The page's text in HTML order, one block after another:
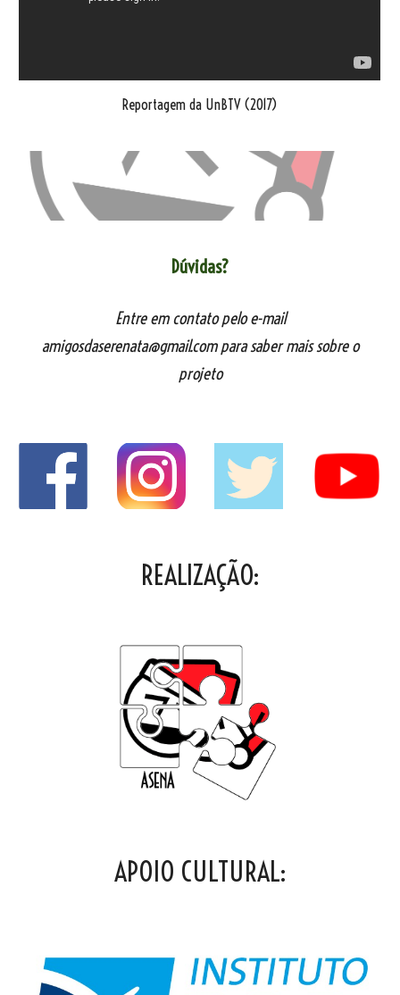
Reportagem da UnBTV (2017)
Dúvidas?
Entre em contato pelo e-mail
amigosdaserenata@gmail.com para saber mais sobre o
projeto
REALIZAÇÃO:
APOIO CULTURAL: